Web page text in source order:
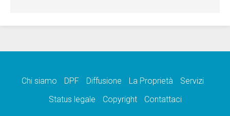
Chi siamo DPF Diffusione La Proprietà
Servizi
Status legale
Copyright Contattaci